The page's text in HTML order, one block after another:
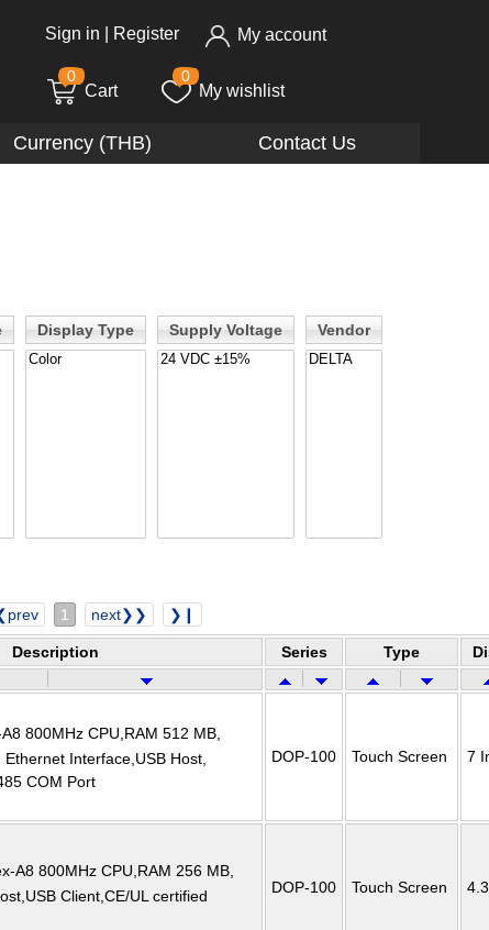
Sign in Register My account
0
Cart
0
My wishlist
Currency (THB) Contact Us
Display Type Supply Voltage Vendor
1 next❯❯ ❯❙
Description Series Type
800MHz CPU,RAM 512 MB,
Interface,USB Host,
COM Port
DOP-100 Touch Screen 7
A8 800MHz CPU,RAM 256 MB,
Client,CE/UL certified
DOP-100 Touch Screen